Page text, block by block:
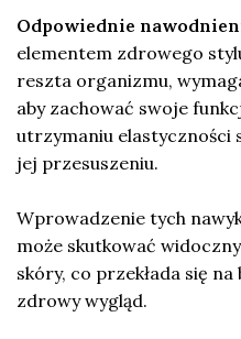
Odpowiednie
elementem zdrowego
reszta organizmu,
aby zachować swoje
utrzymaniu elastyczności
jej przesuszeniu.
Wprowadzenie tych
może skutkować
skóry, co przekłada się
zdrowy wygląd.